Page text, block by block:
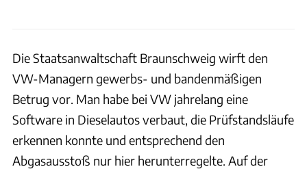
Die Staatsanwaltschaft Braunschweig wirft den
VW-Managern gewerbs- und bandenmäßigen
Betrug vor. Man habe bei VW jahrelang eine
Software in Dieselautos verbaut, die Prüfstandsläufe
erkennen konnte und entsprechend den
Abgasausstoß nur hier herunterregelte. Auf der